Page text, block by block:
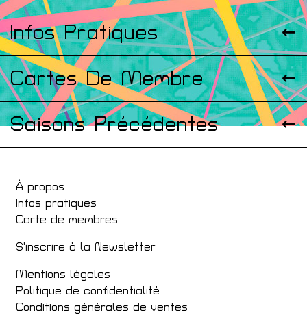
Infos Pratiques
Cartes De Membre
Saisons Précédentes
À propos
Infos pratiques
Carte de membres
S'inscrire à la Newsletter
Mentions légales
Politique de confidentialité
Conditions générales de ventes